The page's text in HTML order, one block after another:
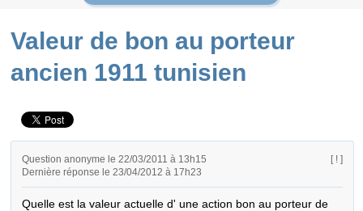
Valeur de bon au porteur
ancien 1911 tunisien
Question anonyme le 22/03/2011 à 13h15
Dernière réponse le 23/04/2012 à 17h23
[ ! ]
Quelle est la valeur actuelle d' une action bon au porteur de